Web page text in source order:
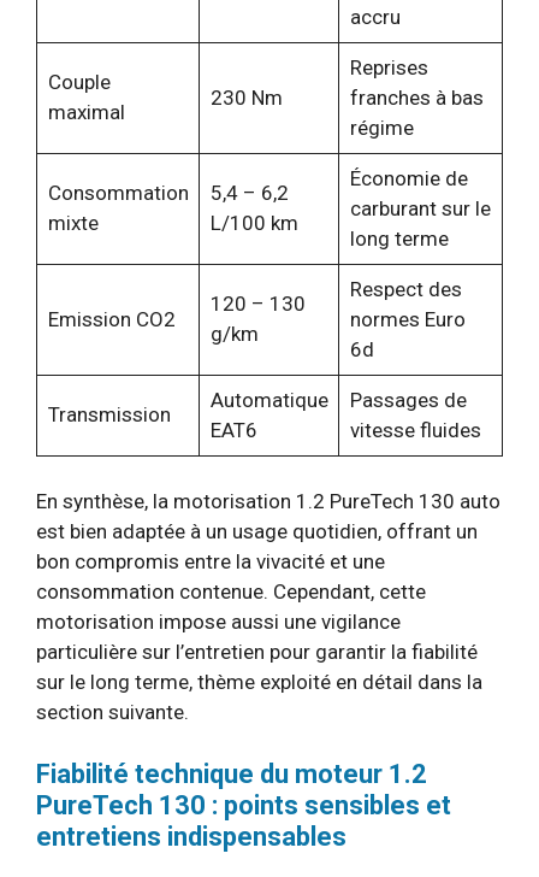
accru
Couple
maximal
230 Nm
Reprises
franches à bas
régime
Consommation
mixte
5,4 – 6,2
L/100 km
Économie de
carburant sur le
long terme
Emission CO2
120 – 130
g/km
Respect des
normes Euro
6d
Transmission
Automatique
EAT6
Passages de
vitesse fluides
En synthèse, la motorisation 1.2 PureTech 130 auto
est bien adaptée à un usage quotidien, offrant un
bon compromis entre la vivacité et une
consommation contenue. Cependant, cette
motorisation impose aussi une vigilance
particulière sur l’entretien pour garantir la fiabilité
sur le long terme, thème exploité en détail dans la
section suivante.
Fiabilité technique du moteur 1.2
PureTech 130 : points sensibles et
entretiens indispensables